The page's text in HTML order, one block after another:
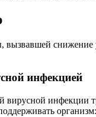
снижение
инфекцией
инфекции
организм: